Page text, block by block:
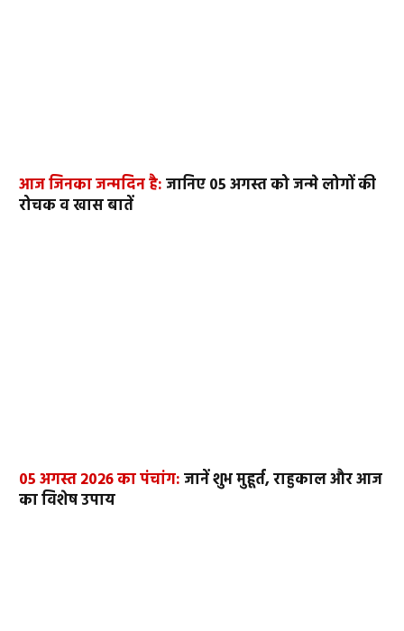
आज जिनका जन्मदिन है:जानिए 05 अगस्त को जन्मे लोगों की
रोचक व खास बातें
05 अगस्त 2026 का पंचांग:जानें शुभ मुहूर्त, राहुकाल और आज
का विशेष उपाय